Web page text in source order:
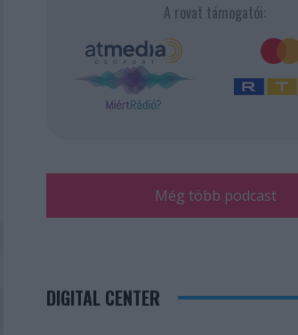
A rovat támogatói:
Még több podcast
DIGITAL CENTER